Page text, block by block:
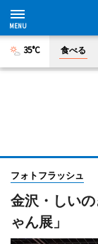
35°C 食べる
フォトフラッシュ
金沢・しい
ゃん展」